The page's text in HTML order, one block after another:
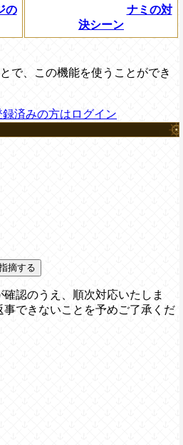
の
ナミの対
決シーン
で、この機能を使うことができ
録済みの方はログイン
摘する
認のうえ、順次対応いたしま
できないことを予めご了承くだ